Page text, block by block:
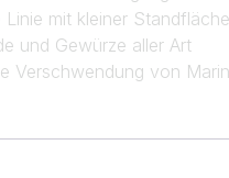
Linie mit kleiner Standfläche
und Gewürze aller Art
Verschwendung von